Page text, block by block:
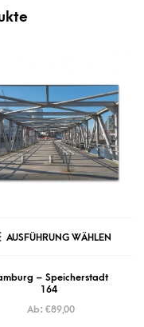
AUSFÜHRUNG WÄHLEN
– Speicherstadt
164
Ab: €89,00